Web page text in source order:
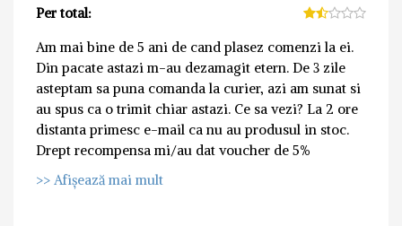
Per total:
Am mai bine de 5 ani de cand plasez comenzi la ei.
Din pacate astazi m-au dezamagit etern. De 3 zile
asteptam sa puna comanda la curier, azi am sunat si
au spus ca o trimit chiar astazi. Ce sa vezi? La 2 ore
distanta primesc e-mail ca nu au produsul in stoc.
Drept recompensa mi/au dat voucher de 5%
>> Afișează mai mult